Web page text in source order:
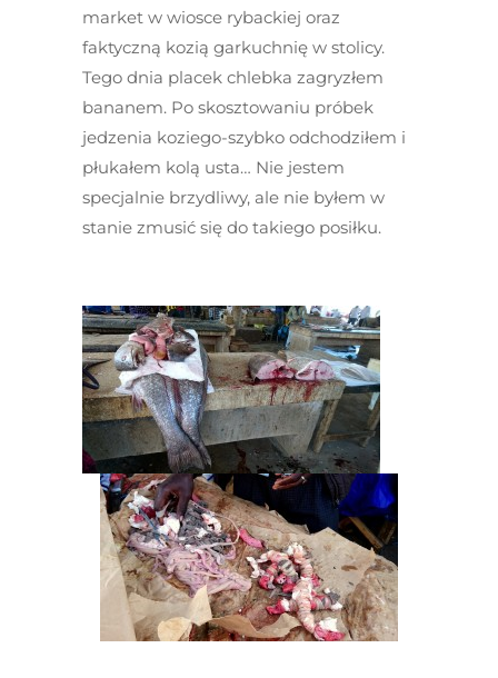
market w wiosce rybackiej oraz
faktyczną kozią garkuchnię w stolicy.
Tego dnia placek chlebka zagryzłem
bananem. Po skosztowaniu próbek
jedzenia koziego-szybko odchodziłem i
płukałem kolą usta… Nie jestem
specjalnie brzydliwy, ale nie byłem w
stanie zmusić się do takiego posiłku.